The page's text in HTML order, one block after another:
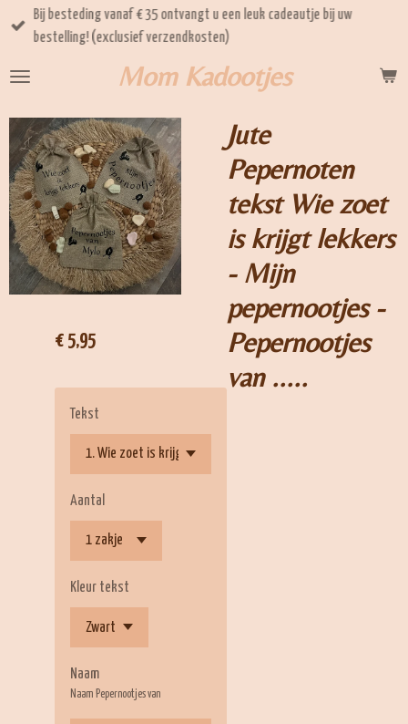
Ga
direct
de
Mom Kadootjes
Bij besteding vanaf € 35 ontvangt u een leuk cadeautje bij uw
bestelling! (exclusief verzendkosten)
Jute
Pepernoten
tekst Wie zoet
is krijgt lekkers
- Mijn
pepernootjes -
Pepernootjes
van .....
€ 5,95
Tekst
Aantal
Kleur tekst
Naam
Naam Pepernootjes van